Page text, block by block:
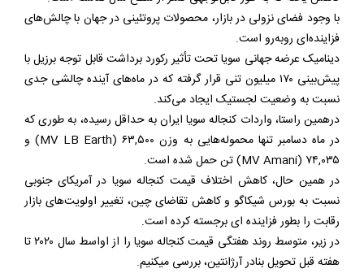
با وجود فضای نزولی در بازار، محصولات پروتئینى در جهان با چالش‌های
فزاینده‌ای روبه‌رو است.
دینامیک عرضه جهانی سویا تحت تأثیر ركورد برداشت قابل توجه برزیل با
پیش‌بینی ۱۷۰ میلیون تنى قرار گرفته که در ماه‌های آینده چالشی جدی
نسبت به وضعيت لجستیک ایجاد می‌کند.
درهمين راستا، واردات كنجاله سويا ایران به حداقل رسيده، به طوری که
در ماه دسامبر تنها محموله‌هایی به وزن ۶۳,۵۰۰ (MV LB Earth) و
۷۴,۰۳۵ (MV Amani) تن حمل شده است.
در همین حال، کاهش اختلاف قيمت كنجاله سويا در آمریکای جنوبی
نسبت به بورس شيكاگو و کاهش تقاضای چین، تغيير اولویت‌های بازار
رقابت را بطور فزاينده اى برجسته كرده است.
در زير، متوسط روند هفتگى قيمت كنجاله سويا را از اواسط سال ٢٠٢٠ تا
هفته قبل تحويل بنادر آرژانتين، بررسى ميكنيم.